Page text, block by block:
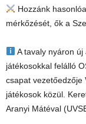
Hozzánk
mérkőzését, ők a
A tavaly nyáron
játékosokkal felálló
csapat vezetőedzője
játékosok közül.
Aranyi Mátéval